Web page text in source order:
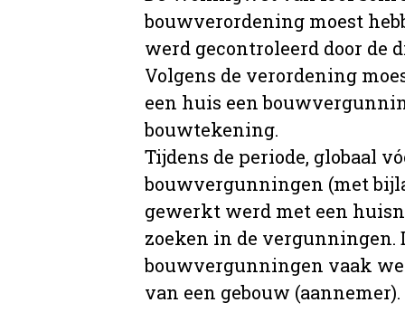
bouwverordening moest
werd gecontroleerd door de
Volgens de verordening
een huis een
bouwtekening.
Tijdens de periode, globaal
bouwvergunningen (met
gewerkt werd met een
zoeken in de vergunningen.
bouwvergunningen vaak
van een gebouw (aannemer).